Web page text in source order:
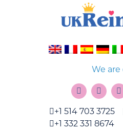
We are
+1 514 703 3725
+1 332 331 8674